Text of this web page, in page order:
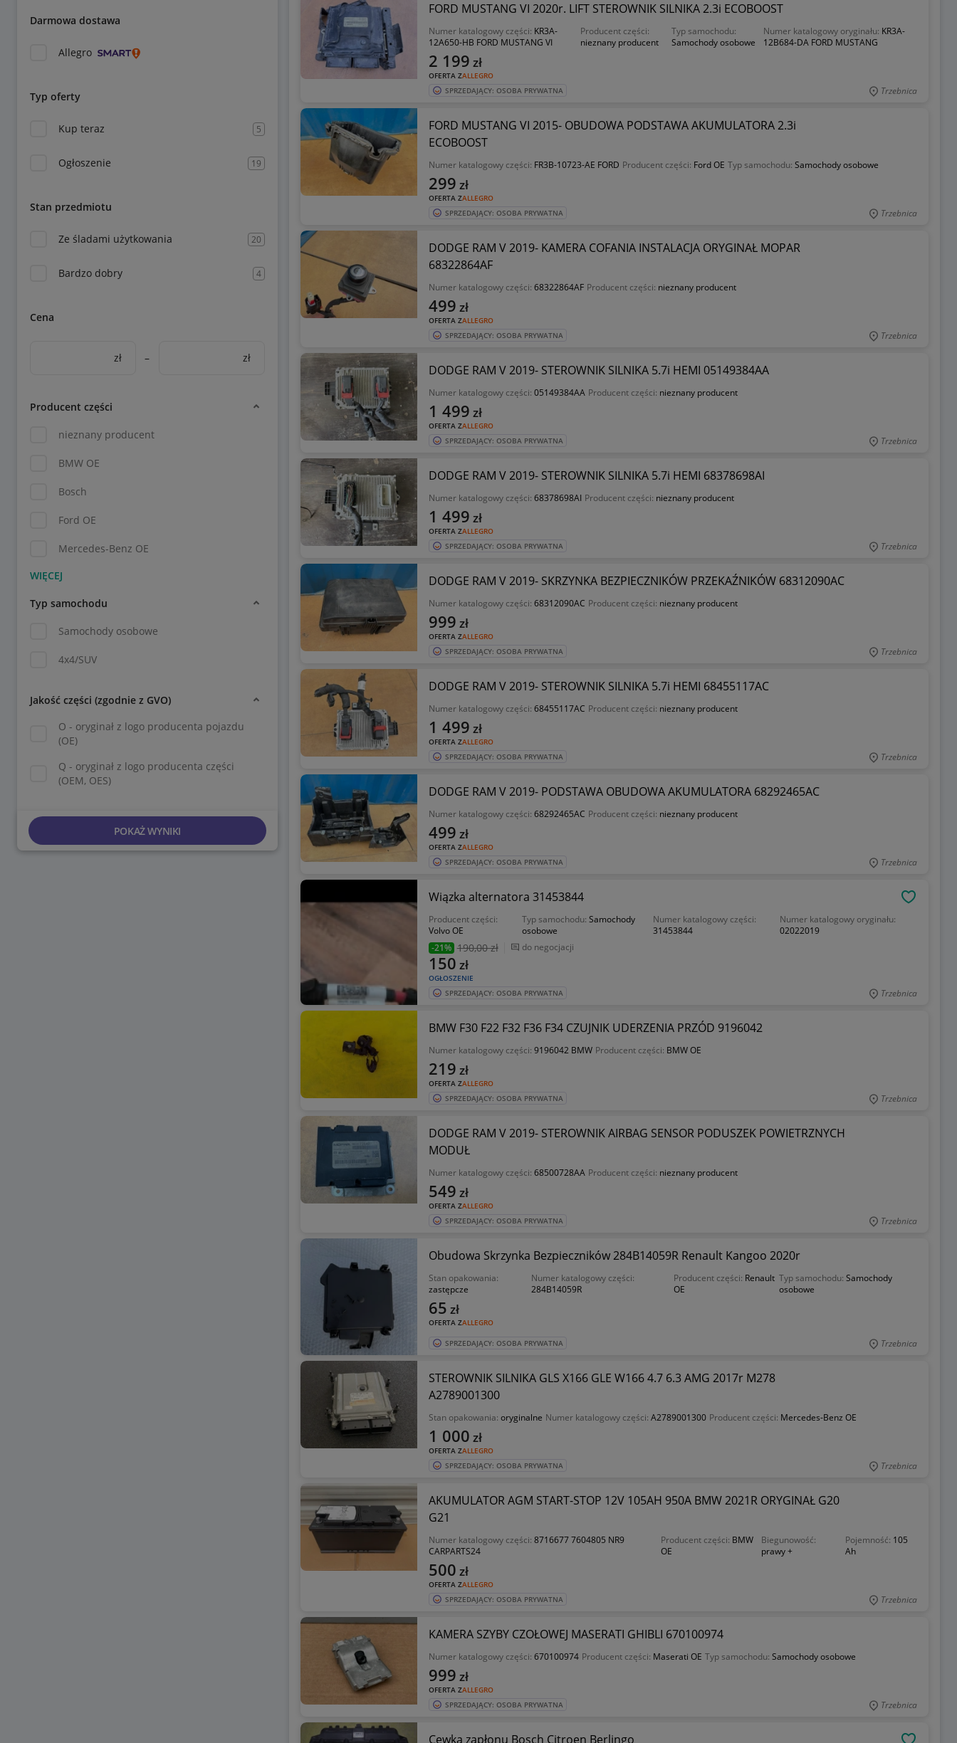
Darmowa dostawa
Allegro
Typ oferty
Kup teraz 5
Ogłoszenie 19
Stan przedmiotu
Ze śladami użytkowania 20
Bardzo dobry 4
Cena
zł – zł
Producent części
nieznany producent
BMW OE
Bosch
Ford OE
Mercedes-Benz OE
Typ samochodu
Samochody osobowe
4x4/SUV
Jakość części (zgodnie z GVO)
O - oryginał z logo producenta pojazdu
(OE)
Q - oryginał z logo producenta części
(OEM, OES)
POKAŻ WYNIKI
FORD MUSTANG VI 2020r. LIFT STEROWNIK SILNIKA 2.3i ECOBOOST
Numer katalogowy części: KR3A-
12A650-HB FORD MUSTANG VI
Producent części:
nieznany producent
Typ samochodu:
Samochody osobowe
Numer katalogowy oryginału: KR3A-
12B684-DA FORD MUSTANG
OFERTA ZALLEGRO
2 199 zł
SPRZEDAJĄCY: OSOBA PRYWATNA Trzebnica
FORD MUSTANG VI 2015- OBUDOWA PODSTAWA AKUMULATORA 2.3i
ECOBOOST
Numer katalogowy części: FR3B-10723-AE FORD Producent części: Ford OE Typ samochodu: Samochody osobowe
OFERTA ZALLEGRO
299 zł
SPRZEDAJĄCY: OSOBA PRYWATNA Trzebnica
DODGE RAM V 2019- KAMERA COFANIA INSTALACJA ORYGINAŁ MOPAR
68322864AF
Numer katalogowy części: 68322864AF Producent części: nieznany producent
OFERTA ZALLEGRO
499 zł
SPRZEDAJĄCY: OSOBA PRYWATNA Trzebnica
DODGE RAM V 2019- STEROWNIK SILNIKA 5.7i HEMI 05149384AA
Numer katalogowy części: 05149384AA Producent części: nieznany producent
OFERTA ZALLEGRO
1 499 zł
SPRZEDAJĄCY: OSOBA PRYWATNA Trzebnica
DODGE RAM V 2019- STEROWNIK SILNIKA 5.7i HEMI 68378698AI
Numer katalogowy części: 68378698AI Producent części: nieznany producent
OFERTA ZALLEGRO
1 499 zł
SPRZEDAJĄCY: OSOBA PRYWATNA Trzebnica
DODGE RAM V 2019- SKRZYNKA BEZPIECZNIKÓW PRZEKAŹNIKÓW 68312090AC
Numer katalogowy części: 68312090AC Producent części: nieznany producent
OFERTA ZALLEGRO
999 zł
SPRZEDAJĄCY: OSOBA PRYWATNA Trzebnica
DODGE RAM V 2019- STEROWNIK SILNIKA 5.7i HEMI 68455117AC
Numer katalogowy części: 68455117AC Producent części: nieznany producent
OFERTA ZALLEGRO
1 499 zł
SPRZEDAJĄCY: OSOBA PRYWATNA Trzebnica
DODGE RAM V 2019- PODSTAWA OBUDOWA AKUMULATORA 68292465AC
Numer katalogowy części: 68292465AC Producent części: nieznany producent
OFERTA ZALLEGRO
499 zł
SPRZEDAJĄCY: OSOBA PRYWATNA Trzebnica
Wiązka alternatora 31453844
Producent części:
Volvo OE
Typ samochodu: Samochody
osobowe
Numer katalogowy części:
31453844
Numer katalogowy oryginału:
02022019
-21% 190,00 zł do negocjacji
OGŁOSZENIE
150 zł
SPRZEDAJĄCY: OSOBA PRYWATNA Trzebnica
BMW F30 F22 F32 F36 F34 CZUJNIK UDERZENIA PRZÓD 9196042
Numer katalogowy części: 9196042 BMW Producent części: BMW OE
OFERTA ZALLEGRO
219 zł
SPRZEDAJĄCY: OSOBA PRYWATNA Trzebnica
DODGE RAM V 2019- STEROWNIK AIRBAG SENSOR PODUSZEK POWIETRZNYCH
MODUŁ
Numer katalogowy części: 68500728AA Producent części: nieznany producent
OFERTA ZALLEGRO
549 zł
SPRZEDAJĄCY: OSOBA PRYWATNA Trzebnica
Obudowa Skrzynka Bezpieczników 284B14059R Renault Kangoo 2020r
Stan opakowania:
zastępcze
Numer katalogowy części:
284B14059R
Producent części: Renault
OE
Typ samochodu:Samochody
osobowe
OFERTA ZALLEGRO
65 zł
SPRZEDAJĄCY: OSOBA PRYWATNA Trzebnica
STEROWNIK SILNIKA GLS X166 GLE W166 4.7 6.3 AMG 2017r M278
A2789001300
Stan opakowania: oryginalne Numer katalogowy części: A2789001300 Producent części: Mercedes-Benz OE
OFERTA ZALLEGRO
1 000 zł
SPRZEDAJĄCY: OSOBA PRYWATNA Trzebnica
AKUMULATOR AGM START-STOP 12V 105AH 950A BMW 2021R ORYGINAŁ G20
G21
Numer katalogowy części: 8716677 7604805 NR9
CARPARTS24
Producent części: BMW
OE
Biegunowość:
prawy +
Pojemność: 105
Ah
OFERTA ZALLEGRO
500 zł
SPRZEDAJĄCY: OSOBA PRYWATNA Trzebnica
KAMERA SZYBY CZOŁOWEJ MASERATI GHIBLI 670100974
Numer katalogowy części: 670100974 Producent części: Maserati OE Typ samochodu: Samochody osobowe
OFERTA ZALLEGRO
999 zł
SPRZEDAJĄCY: OSOBA PRYWATNA Trzebnica
Cewka zapłonu Bosch Citroen Berlingo